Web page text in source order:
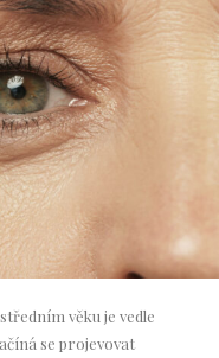
věku je vedle
se projevovat